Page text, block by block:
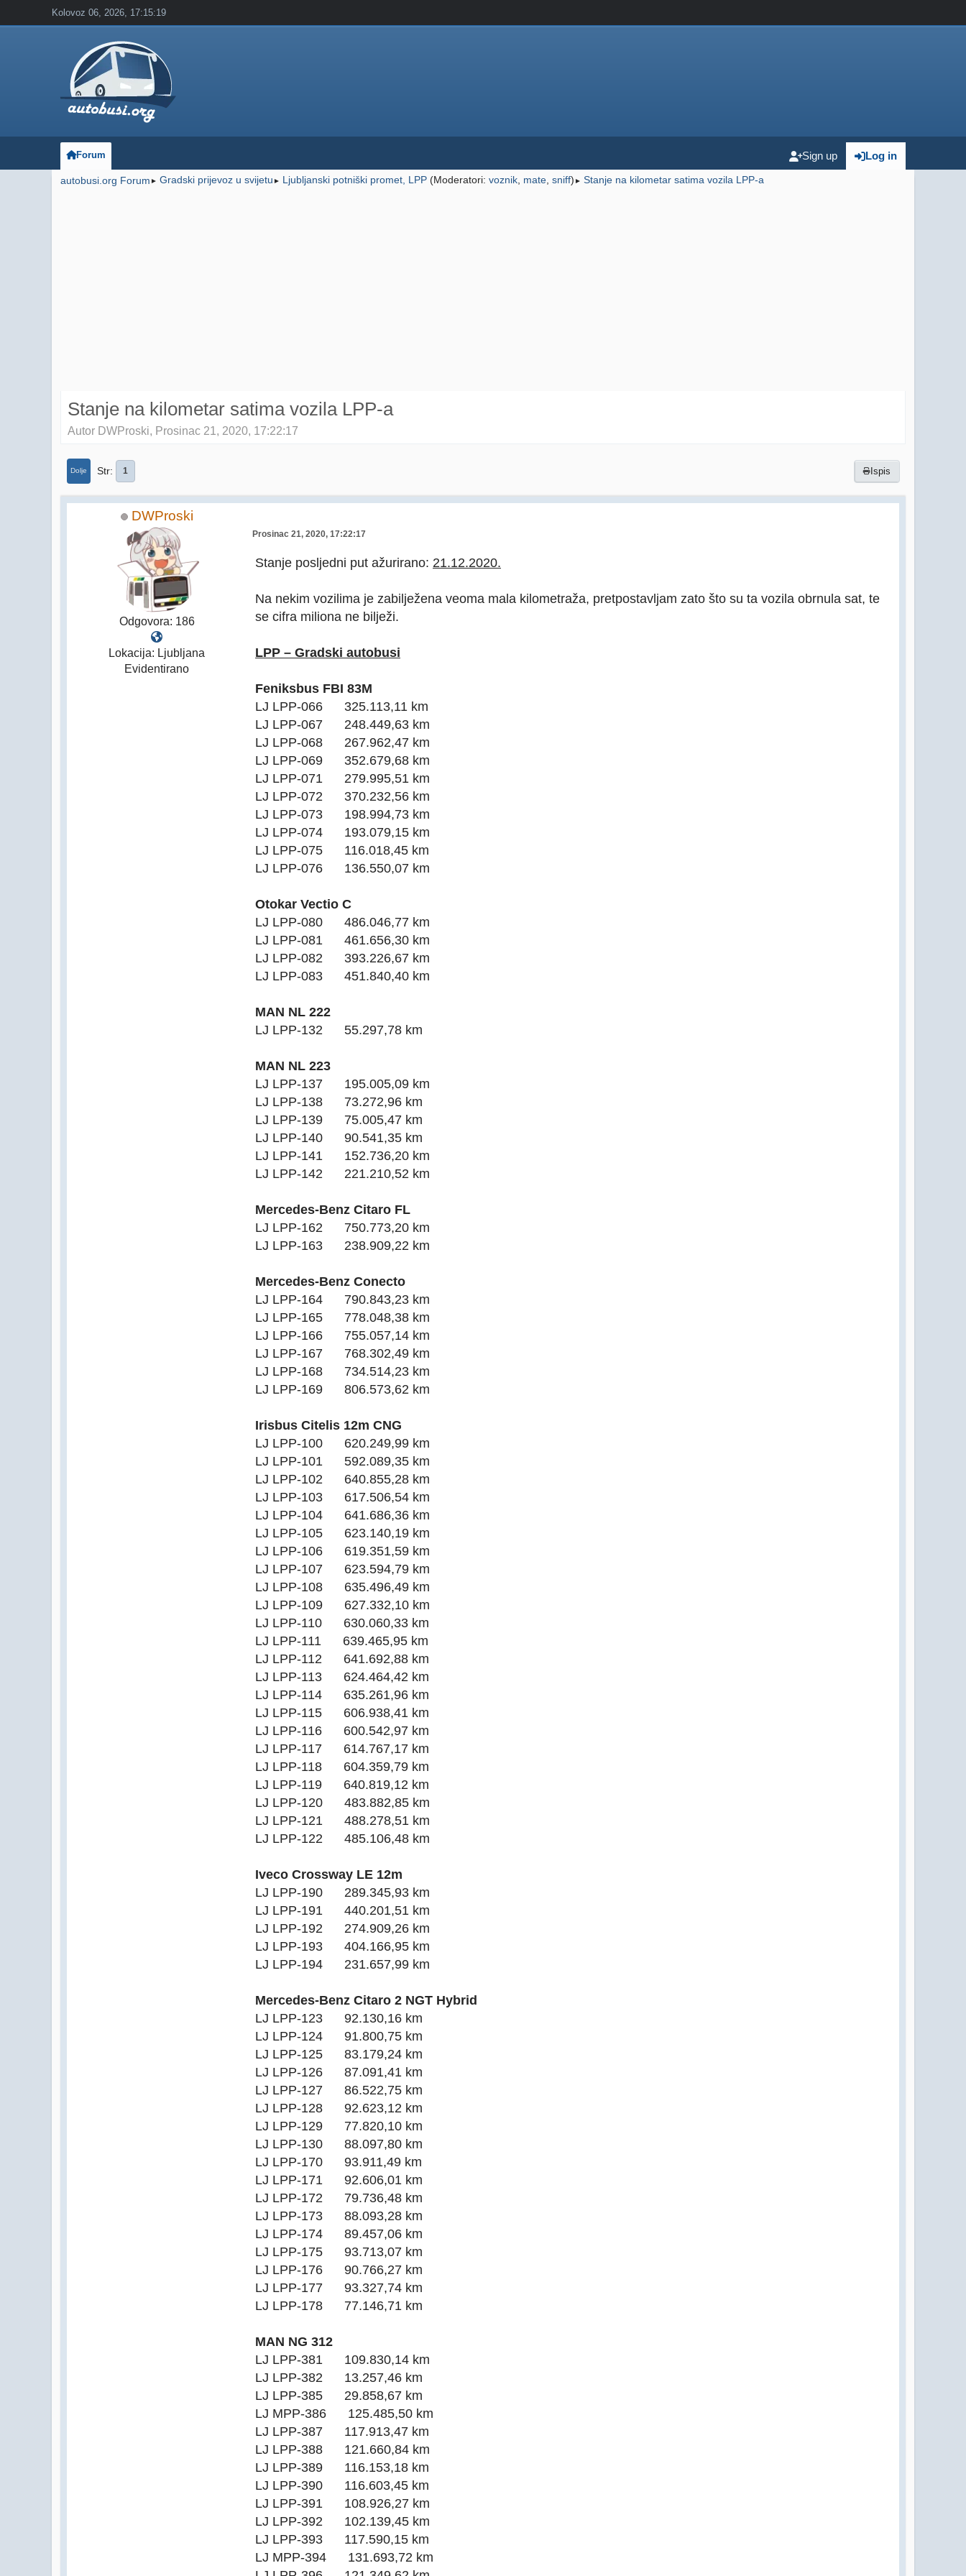
Kolovoz 06, 2026, 17:15:19
Log in
Sign up
Forum
autobusi.org Forum ► Gradski prijevoz u svijetu ► Ljubljanski potniški promet, LPP (Moderatori: voznik mate sniff) ► Stanje na kilometar satima vozila LPP-a
Stanje na kilometar satima vozila LPP-a
Autor DWProski, Prosinac 21, 2020, 17:22:17
Ispis
Dolje Str 1
DWProski
Odgovora: 186
Lokacija: Ljubljana
Evidentirano
Prosinac 21, 2020, 17:22:17
Stanje posljedni put ažurirano: 21.12.2020.
Na nekim vozilima je zabilježena veoma mala kilometraža, pretpostavljam zato što su ta vozila obrnula sat, te
se cifra miliona ne bilježi.
LPP – Gradski autobusi
Feniksbus FBI 83M
LJ LPP-066 325.113,11 km
LJ LPP-067 248.449,63 km
LJ LPP-068 267.962,47 km
LJ LPP-069 352.679,68 km
LJ LPP-071 279.995,51 km
LJ LPP-072 370.232,56 km
LJ LPP-073 198.994,73 km
LJ LPP-074 193.079,15 km
LJ LPP-075 116.018,45 km
LJ LPP-076 136.550,07 km
Otokar Vectio C
LJ LPP-080 486.046,77 km
LJ LPP-081 461.656,30 km
LJ LPP-082 393.226,67 km
LJ LPP-083 451.840,40 km
MAN NL 222
LJ LPP-132 55.297,78 km
MAN NL 223
LJ LPP-137 195.005,09 km
LJ LPP-138 73.272,96 km
LJ LPP-139 75.005,47 km
LJ LPP-140 90.541,35 km
LJ LPP-141 152.736,20 km
LJ LPP-142 221.210,52 km
Mercedes-Benz Citaro FL
LJ LPP-162 750.773,20 km
LJ LPP-163 238.909,22 km
Mercedes-Benz Conecto
LJ LPP-164 790.843,23 km
LJ LPP-165 778.048,38 km
LJ LPP-166 755.057,14 km
LJ LPP-167 768.302,49 km
LJ LPP-168 734.514,23 km
LJ LPP-169 806.573,62 km
Irisbus Citelis 12m CNG
LJ LPP-100 620.249,99 km
LJ LPP-101 592.089,35 km
LJ LPP-102 640.855,28 km
LJ LPP-103 617.506,54 km
LJ LPP-104 641.686,36 km
LJ LPP-105 623.140,19 km
LJ LPP-106 619.351,59 km
LJ LPP-107 623.594,79 km
LJ LPP-108 635.496,49 km
LJ LPP-109 627.332,10 km
LJ LPP-110 630.060,33 km
LJ LPP-111 639.465,95 km
LJ LPP-112 641.692,88 km
LJ LPP-113 624.464,42 km
LJ LPP-114 635.261,96 km
LJ LPP-115 606.938,41 km
LJ LPP-116 600.542,97 km
LJ LPP-117 614.767,17 km
LJ LPP-118 604.359,79 km
LJ LPP-119 640.819,12 km
LJ LPP-120 483.882,85 km
LJ LPP-121 488.278,51 km
LJ LPP-122 485.106,48 km
Iveco Crossway LE 12m
LJ LPP-190 289.345,93 km
LJ LPP-191 440.201,51 km
LJ LPP-192 274.909,26 km
LJ LPP-193 404.166,95 km
LJ LPP-194 231.657,99 km
Mercedes-Benz Citaro 2 NGT Hybrid
LJ LPP-123 92.130,16 km
LJ LPP-124 91.800,75 km
LJ LPP-125 83.179,24 km
LJ LPP-126 87.091,41 km
LJ LPP-127 86.522,75 km
LJ LPP-128 92.623,12 km
LJ LPP-129 77.820,10 km
LJ LPP-130 88.097,80 km
LJ LPP-170 93.911,49 km
LJ LPP-171 92.606,01 km
LJ LPP-172 79.736,48 km
LJ LPP-173 88.093,28 km
LJ LPP-174 89.457,06 km
LJ LPP-175 93.713,07 km
LJ LPP-176 90.766,27 km
LJ LPP-177 93.327,74 km
LJ LPP-178 77.146,71 km
MAN NG 312
LJ LPP-381 109.830,14 km
LJ LPP-382 13.257,46 km
LJ LPP-385 29.858,67 km
LJ MPP-386 125.485,50 km
LJ LPP-387 117.913,47 km
LJ LPP-388 121.660,84 km
LJ LPP-389 116.153,18 km
LJ LPP-390 116.603,45 km
LJ LPP-391 108.926,27 km
LJ LPP-392 102.139,45 km
LJ LPP-393 117.590,15 km
LJ MPP-394 131.693,72 km